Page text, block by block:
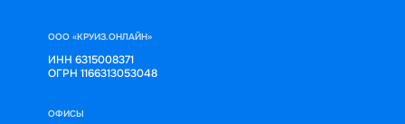
ООО «КРУИЗ.ОНЛАЙН»
ИНН 6315008371
ОГРН 1166313053048
ОФИСЫ